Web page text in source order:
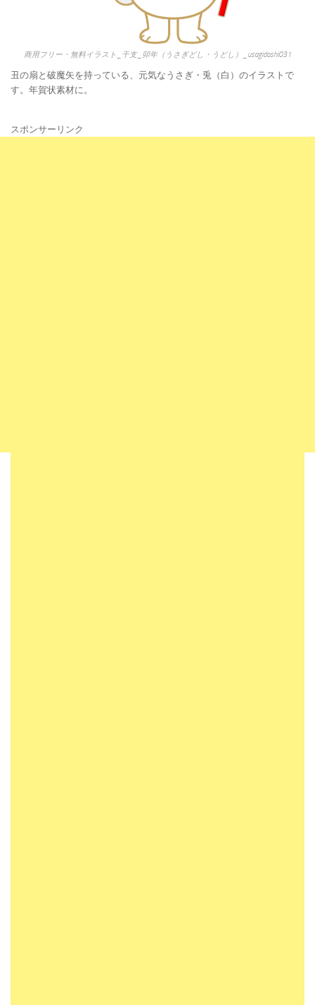
商用フリー・無料イラスト_干支_卯年（うさぎどし・うどし）_usagidoshi031
丑の扇と破魔矢を持っている、元気なうさぎ・兎（白）のイラストで
す。年賀状素材に。
スポンサーリンク